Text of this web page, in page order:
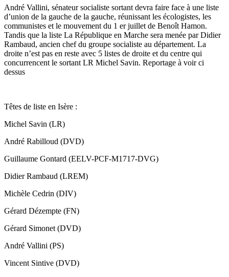
André Vallini, sénateur socialiste sortant devra faire face à une liste
d’union de la gauche de la gauche, réunissant les écologistes, les
communistes et le mouvement du 1 er juillet de Benoît Hamon.
Tandis que la liste La République en Marche sera menée par Didier
Rambaud, ancien chef du groupe socialiste au département. La
droite n’est pas en reste avec 5 listes de droite et du centre qui
concurrencent le sortant LR Michel Savin. Reportage à voir ci
dessus
Têtes de liste en Isère :
Michel Savin (LR)
André Rabilloud (DVD)
Guillaume Gontard (EELV-PCF-M1717-DVG)
Didier Rambaud (LREM)
Michèle Cedrin (DIV)
Gérard Dézempte (FN)
Gérard Simonet (DVD)
André Vallini (PS)
Vincent Sintive (DVD)